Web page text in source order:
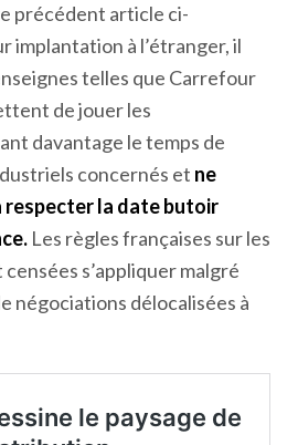
précédent article ci-
implantation à l’étranger, il
telles que Carrefour
de jouer les
davantage le temps de
concernés et ne
respecter la date butoir
Les règles françaises sur les
s’appliquer malgré
négociations délocalisées à